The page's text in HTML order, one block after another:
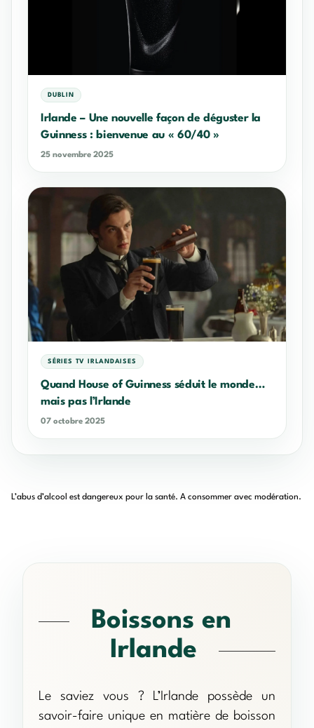
DUBLIN
Irlande – Une nouvelle façon de déguster la
Guinness : bienvenue au « 60/40 »
25 novembre 2025
SÉRIES TV IRLANDAISES
Quand House of Guinness séduit le monde…
mais pas l’Irlande
07 octobre 2025
L’abus d’alcool est dangereux pour la santé. A consommer avec modération.
Boissons en
Irlande
Le saviez vous ? L’Irlande possède un
savoir-faire unique en matière de boisson